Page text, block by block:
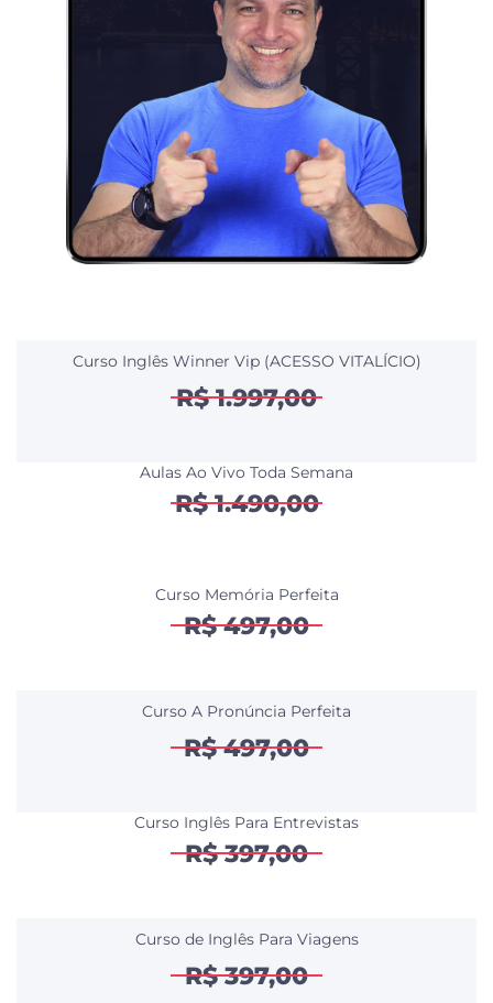
Curso Inglês Winner Vip (ACESSO VITALÍCIO)
R$ 1.997,00
Aulas Ao Vivo Toda Semana
R$ 1.490,00
Curso Memória Perfeita
R$ 497,00
Curso A Pronúncia Perfeita
R$ 497,00
Curso Inglês Para Entrevistas
R$ 397,00
Curso de Inglês Para Viagens
R$ 397,00